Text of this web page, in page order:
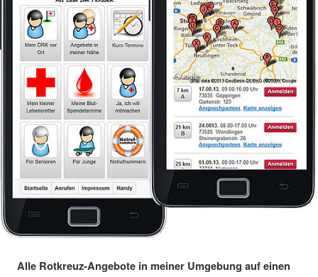
Alle Rotkreuz-Angebote in meiner Umgebung auf einen